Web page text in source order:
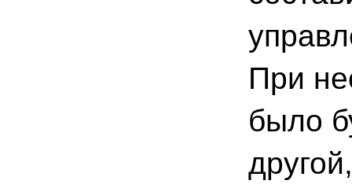
При
было